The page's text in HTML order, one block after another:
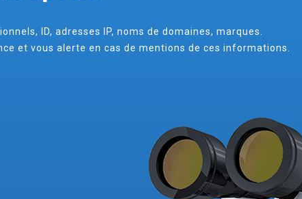
ID, adresses IP, noms de domaines, marques.
et vous alerte en cas de mentions de ces informations.